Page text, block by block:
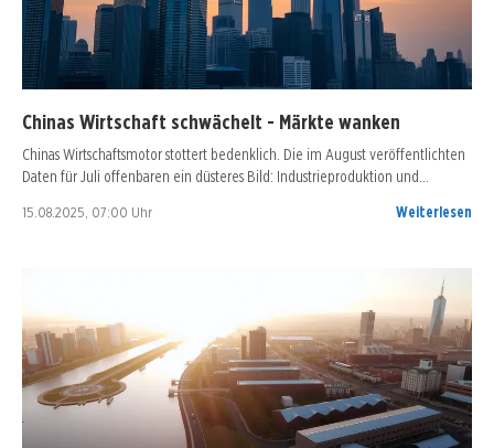
Chinas Wirtschaft schwächelt - Märkte wanken
Chinas Wirtschaftsmotor stottert bedenklich. Die im August veröffentlichten
Daten für Juli offenbaren ein düsteres Bild: Industrieproduktion und…
15.08.2025, 07:00 Uhr Weiterlesen